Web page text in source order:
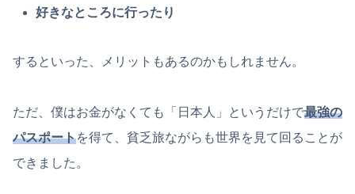
好きなところに行ったり
するといった、メリットもあるのかもしれません。
ただ、僕はお金がなくても「日本人」というだけで最強の
パスポートを得て、貧乏旅ながらも世界を見て回ることが
できました。